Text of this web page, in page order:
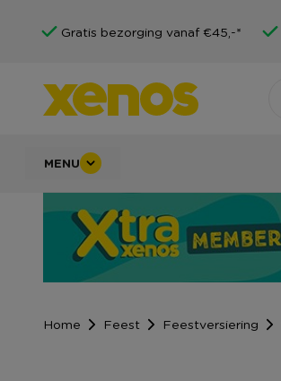
Gratis bezorging vanaf €45,-*
MENU
Home Feest Feestversiering